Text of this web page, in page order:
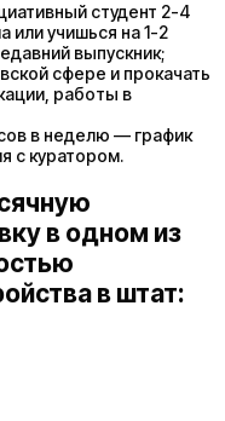
студент 2-4
или учишься на 1-2
выпускник;
сфере и прокачать
работы в
в неделю — график
с куратором.
в одном из
в штат: